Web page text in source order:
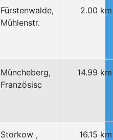
Fürstenwalde,
Mühlenstr.
2.00 km
Müncheberg,
Französisc
14.99 km
Storkow ,
16.15 km